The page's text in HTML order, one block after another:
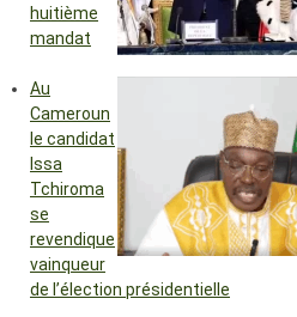
huitième
mandat
Au
Cameroun
le candidat
Issa
Tchiroma
se
revendique
vainqueur
de l’élection présidentielle